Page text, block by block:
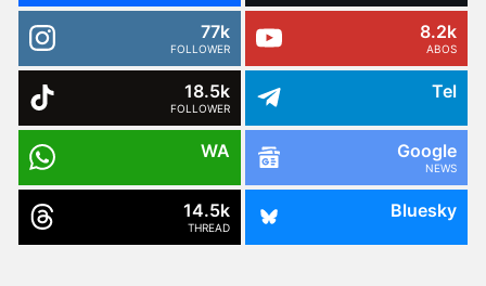
77k
FOLLOWER
8.2k
ABOS
18.5k
FOLLOWER
Tel
WA Google
NEWS
14.5k
THREAD
Bluesky